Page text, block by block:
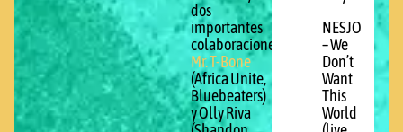
dos
importantes
colaboraciones:
Mr. T-Bone
(Africa Unite,
Bluebeaters)
y Olly Riva
NESJO
– We
Don’t
Want
This
World